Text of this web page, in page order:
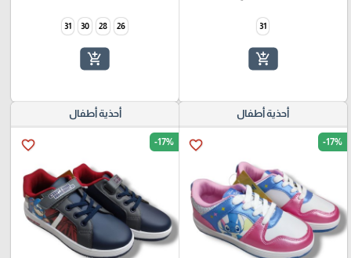
31
add_shopping_cart
26
28
30
31
add_shopping_cart
أحذية أطفال
favorite_border -17%
أحذية أطفال
favorite_border -17%